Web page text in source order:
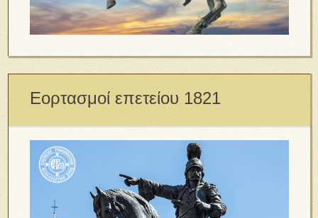
Εορτασμοί επετείου 1821